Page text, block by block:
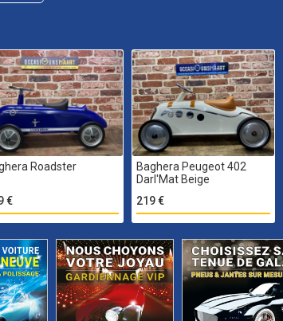
Roadster
€
Baghera Peugeot 402
Darl'Mat Beige
219 €